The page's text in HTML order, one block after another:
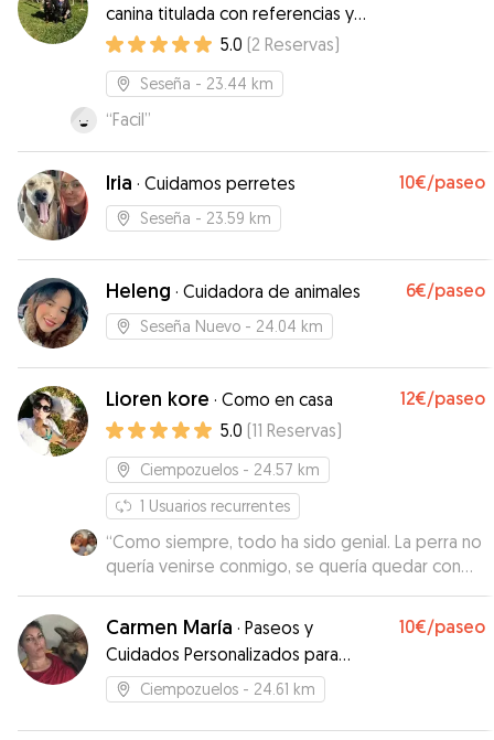
canina titulada con referencias y
paseadora canina
5.0 (2 Reservas)
Seseña - 23.44 km
“Facil”
Iria · Cuidamos perretes 10€/paseo
Seseña - 23.59 km
Heleng · Cuidadora de animales 6€/paseo
Seseña Nuevo - 24.04 km
Lioren kore · Como en casa 12€/paseo
5.0 (11 Reservas)
Ciempozuelos - 24.57 km
1 Usuarios recurrentes
“Como siempre, todo ha sido genial. La perra no
quería venirse conmigo, se quería quedar con
ella.”
Carmen María · Paseos y
Cuidados Personalizados para
Perros y Gatos. Formación en
Educación Canina, Primeros Auxilios,
Cuidados e Higiene.
10€/paseo
Ciempozuelos - 24.61 km